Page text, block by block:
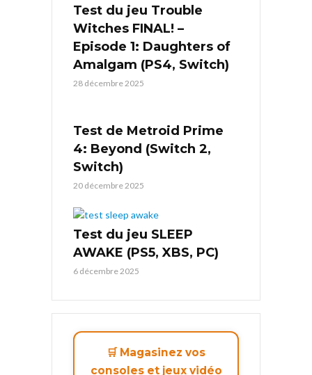
Test du jeu Trouble
Witches FINAL! –
Episode 1: Daughters of
Amalgam (PS4, Switch)
28 décembre 2025
Test de Metroid Prime
4: Beyond (Switch 2,
Switch)
20 décembre 2025
Test du jeu SLEEP
AWAKE (PS5, XBS, PC)
6 décembre 2025
🛒 Magasinez vos
consoles et jeux vidéo